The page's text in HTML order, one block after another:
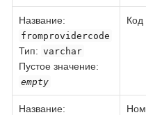
Название:
fromprovidercode
Тип: varchar
Пустое значение:
empty
Код
Название: